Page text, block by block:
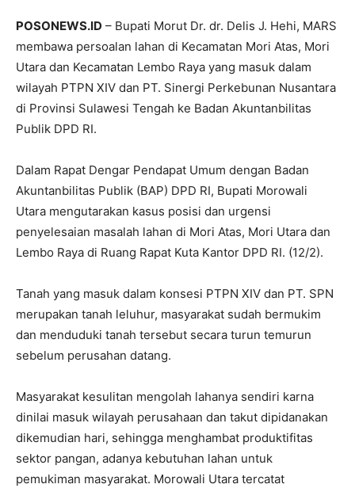
POSONEWS.ID – Bupati Morut Dr. dr. Delis J. Hehi, MARS
membawa persoalan lahan di Kecamatan Mori Atas, Mori
Utara dan Kecamatan Lembo Raya yang masuk dalam
wilayah PTPN XIV dan PT. Sinergi Perkebunan Nusantara
di Provinsi Sulawesi Tengah ke Badan Akuntanbilitas
Publik DPD RI.
Dalam Rapat Dengar Pendapat Umum dengan Badan
Akuntanbilitas Publik (BAP) DPD RI, Bupati Morowali
Utara mengutarakan kasus posisi dan urgensi
penyelesaian masalah lahan di Mori Atas, Mori Utara dan
Lembo Raya di Ruang Rapat Kuta Kantor DPD RI. (12/2).
Tanah yang masuk dalam konsesi PTPN XIV dan PT. SPN
merupakan tanah leluhur, masyarakat sudah bermukim
dan menduduki tanah tersebut secara turun temurun
sebelum perusahan datang.
Masyarakat kesulitan mengolah lahanya sendiri karna
dinilai masuk wilayah perusahaan dan takut dipidanakan
dikemudian hari, sehingga menghambat produktifitas
sektor pangan, adanya kebutuhan lahan untuk
pemukiman masyarakat. Morowali Utara tercatat